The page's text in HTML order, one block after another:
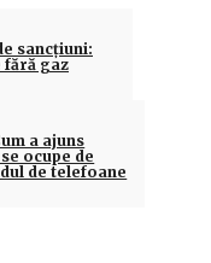
sancțiuni:
fără gaz
a ajuns
ocupe de
de telefoane